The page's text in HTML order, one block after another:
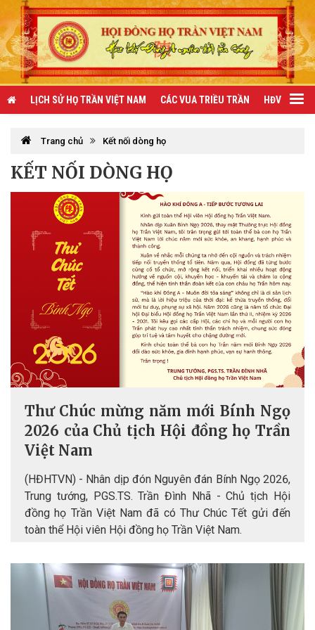
LỊCH SỬ HỌ TRẦN VIỆT NAM CÁC VUA TRIỀU TRẦN HĐV TRẦN
Trang chủ Kết nối dòng họ
KẾT NỐI DÒNG HỌ
Thư Chúc mừng năm mới Bính Ngọ
2026 của Chủ tịch Hội đồng họ Trần
Việt Nam
(HĐHTVN) - Nhân dịp đón Nguyên đán Bính Ngọ 2026,
Trung tướng, PGS.TS. Trần Đình Nhã - Chủ tịch Hội
đồng họ Trần Việt Nam đã có Thư Chúc Tết gửi đến
toàn thể Hội viên Hội đồng họ Trần Việt Nam.